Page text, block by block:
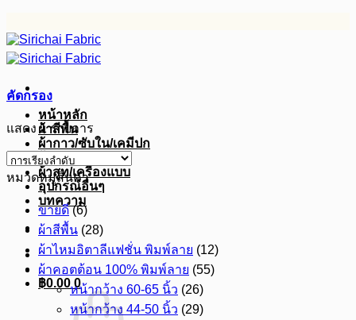
ไป
ยัง
หน้าหลัก
ผ้าสีพื้น
ผ้ากาว/ซับใน/เคมีปก
ผ้าดิบ
ผ้าสูท/เครื่องแบบ
อุปกรณ์อื่นๆ
บทความ
฿0.00 0
คัดกรอง
แสดง 1 รายการ
หมวดหมู่สินค้า
ขายดี (6)
ผ้าสีพื้น (28)
ผ้าไหมอิตาลีแฟชั่น พิมพ์ลาย (12)
ผ้าคอตต้อน 100% พิมพ์ลาย (55)
หน้ากว้าง 60-65 นิ้ว (26)
หน้ากว้าง 44-50 นิ้ว (29)